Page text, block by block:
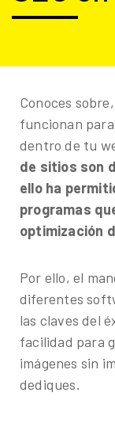
Conoces
funcionan
dentro de tu
de sitios son
ello ha
programas
optimización
Por ello, el
diferentes
las claves del
facilidad para
imágenes sin
dediques.
agencia de
Estamos aquí
digitales
¿Te gustaría
catálogo de